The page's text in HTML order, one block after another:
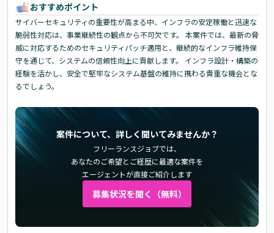
おすすめポイント
サイバーセキュリティの重要性が高まる中、インフラの安定稼働と迅速な
脆弱性対応は、事業継続性の観点から不可欠です。 本案件では、最新の脅
威に対応するためのセキュリティパッチ適用と、継続的なインフラ維持保
守を通じて、システムの信頼性向上に貢献します。 インフラ設計・構築の
経験を活かし、安全で堅牢なシステム基盤の維持に携わる貴重な機会とな
るでしょう。
案件について、詳しく聞いてみませんか？
フリーランスジョブでは、
あなたのご希望とご経歴に最適な案件を
エージェントが直接ご紹介します
募集状況を聞く（無料）